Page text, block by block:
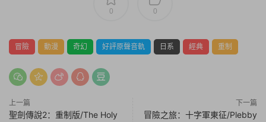
0 0
冒險 動漫 奇幻 好評原聲音軌 日系 經典 重制
上一篇
聖劍傳說2：重制版/The Holy
下一篇
冒險之旅：十字軍東征/Plebby